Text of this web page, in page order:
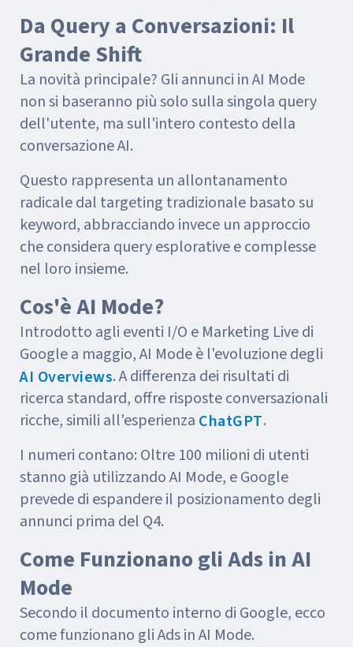
Da Query a Conversazioni: Il
Grande Shift
La novità principale? Gli annunci in AI Mode
non si baseranno più solo sulla singola query
dell'utente, ma sull'intero contesto della
conversazione AI.
Questo rappresenta un allontanamento
radicale dal targeting tradizionale basato su
keyword, abbracciando invece un approccio
che considera query esplorative e complesse
nel loro insieme.
Cos'è AI Mode?
Introdotto agli eventi I/O e Marketing Live di
Google a maggio, AI Mode è l'evoluzione degli
AI Overviews. A differenza dei risultati di
ricerca standard, offre risposte conversazionali
ricche, simili all'esperienza ChatGPT.
I numeri contano: Oltre 100 milioni di utenti
stanno già utilizzando AI Mode, e Google
prevede di espandere il posizionamento degli
annunci prima del Q4.
Come Funzionano gli Ads in AI
Mode
Secondo il documento interno di Google, ecco
come funzionano gli Ads in AI Mode.